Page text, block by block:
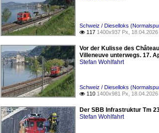
Schweiz / Dieselloks
 117 1400x937 Px, 18.04.2026
Vor der Kulisse des
Villeneuve unterwegs. 17.
Stefan Wohlfahrt
Schweiz / Dieselloks
 110 1400x981 Px, 18.04.2026
Der SBB Infrastruktur Tm
Stefan Wohlfahrt